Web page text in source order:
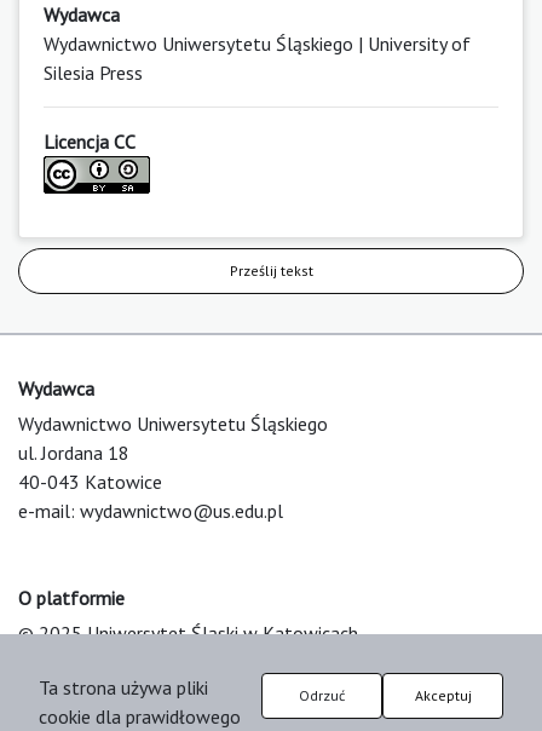
Wydawca
Wydawnictwo Uniwersytetu Śląskiego | University of
Silesia Press
Licencja CC
Prześlij tekst
Wydawca
Wydawnictwo Uniwersytetu Śląskiego
ul. Jordana 18
40-043 Katowice
e-mail: wydawnictwo@us.edu.pl
O platformie
© 2025 Uniwersytet Śląski w Katowicach
Platform & Workflow by OJS/PKP
Ta strona używa pliki
cookie dla prawidłowego
Odrzuć Akceptuj